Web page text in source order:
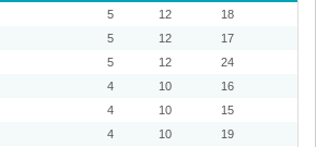
5 12
18
5 12
17
5 12
24
4 10
16
4 10
15
4 10
19